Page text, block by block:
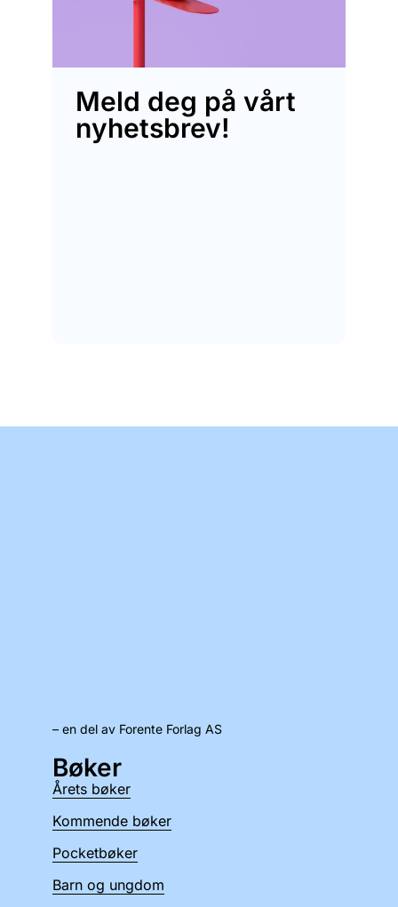
Meld deg på vårt
nyhetsbrev!
– en del av Forente Forlag AS
Bøker
Årets bøker
Kommende bøker
Pocketbøker
Barn og ungdom